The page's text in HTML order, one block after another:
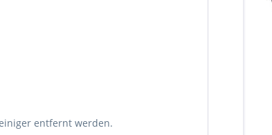
entfernt werden.